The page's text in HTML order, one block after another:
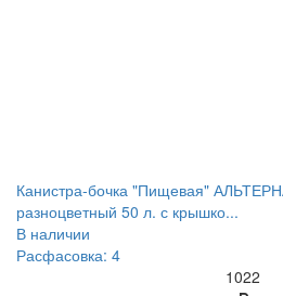
Канистра-бочка "Пищевая"
разноцветный 50 л. с крышко...
В наличии
Расфасовка: 4
1022